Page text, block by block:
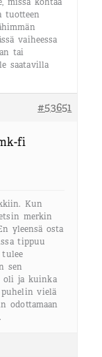
tuotteen
vaiheessa
tai
saatavilla
#53651
fi
Kun
merkin
yleensä osta
tippuu
sen
oli ja kuinka
vielä
odottamaan